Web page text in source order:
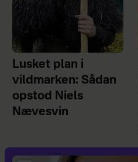
Lusket plan i
vildmarken: Sådan
opstod Niels
Nævesvin